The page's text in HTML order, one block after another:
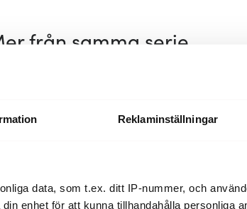
Reklaminställningar
data, som t.ex. ditt IP-nummer, och
enhet för att kunna tillhandahålla personliga
från samma serie